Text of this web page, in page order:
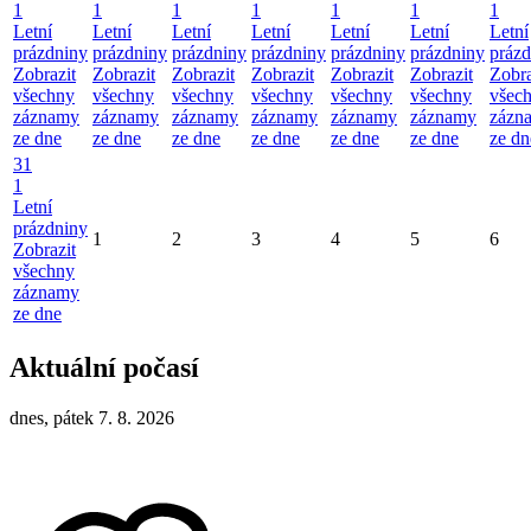
1
Letní
prázdniny
Zobrazit
všechny
záznamy
ze dne
1
Letní
prázdniny
Zobrazit
všechny
záznamy
ze dne
1
Letní
prázdniny
Zobrazit
všechny
záznamy
ze dne
1
Letní
prázdniny
Zobrazit
všechny
záznamy
ze dne
1
Letní
prázdniny
Zobrazit
všechny
záznamy
ze dne
1
Letní
prázdniny
Zobrazit
všechny
záznamy
ze dne
1
Letní
ze
31
1
Letní
prázdniny
Zobrazit
všechny
záznamy
ze dne
1 2 3 4 5 6
Aktuální počasí
dnes, pátek 7. 8. 2026